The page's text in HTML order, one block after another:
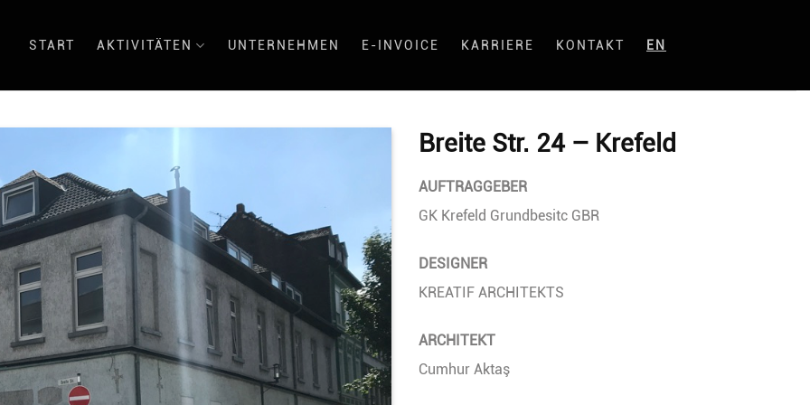
START AKTIVITÄTEN UNTERNEHMEN E-INVOICE KARRIERE KONTAKT EN
Breite Str. 24 – Krefeld
AUFTRAGGEBER
GK Krefeld Grundbesitc GBR
DESIGNER
KREATIF ARCHITEKTS
ARCHITEKT
Cumhur Aktaş